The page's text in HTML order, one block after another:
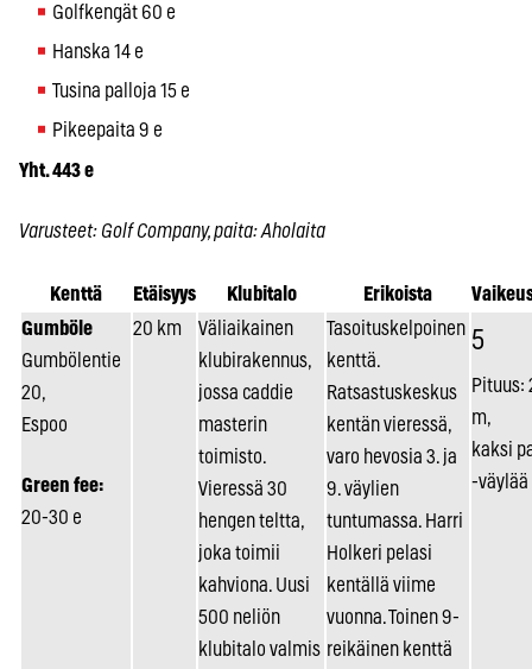
Golfkengät 60 e
Hanska 14 e
Tusina palloja 15 e
Pikeepaita 9 e
Yht. 443 e
Varusteet: Golf Company, paita: Aholaita
Kenttä Etäisyys Klubitalo Erikoista
Gumböle
Gumbölentie
20,
Espoo
Green fee:
20-30 e
20 km
Väliaikainen
klubirakennus,
jossa caddie
masterin
toimisto.
Vieressä 30
hengen teltta,
joka toimii
kahviona. Uusi
500 neliön
klubitalo valmis
Tasoituskelpoinen
kenttä.
Ratsastuskeskus
kentän vieressä,
varo hevosia 3. ja
9. väylien
tuntumassa. Harri
Holkeri pelasi
kentällä viime
vuonna. Toinen 9-
reikäinen kenttä
5
Pituus:
m,
kaksi
-väylää